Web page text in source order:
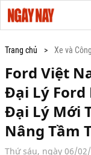
Trang chủ Xe và
Ford Việt
Đại Lý Ford
Đại Lý Mới
Nâng Tầm
Thứ sáu, ngày 06/